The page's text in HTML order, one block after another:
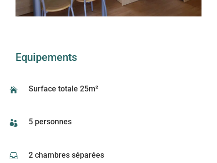
Equipements
 Surface totale 25m²
 5 personnes
 2 chambres séparées